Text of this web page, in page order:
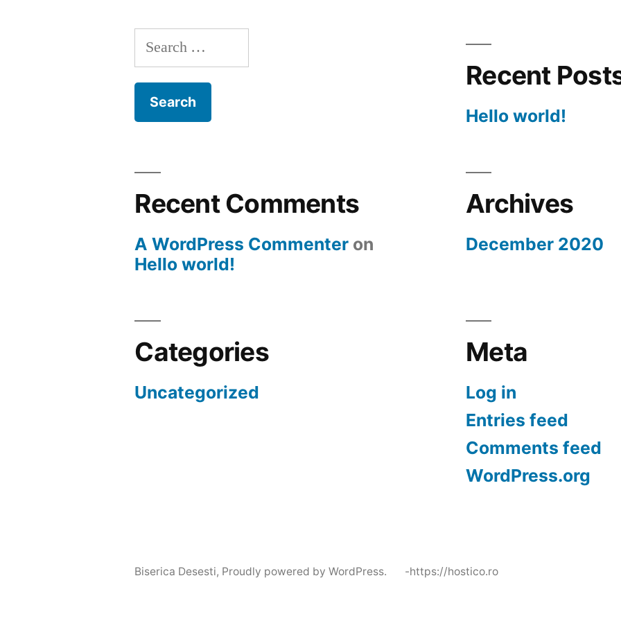
Search
for:
Recent
Hello world!
Recent Comments
A WordPress Commenter on
Hello world!
Archives
December 2020
Categories
Uncategorized
Meta
Log in
Entries feed
Comments feed
WordPress.org
Biserica Desesti, Proudly powered by WordPress. -https://hostico.ro